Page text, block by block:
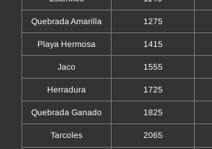
Quebrada Amarilla 1275
Playa Hermosa 1415
Jaco 1555
Herradura 1725
Quebrada Ganado 1825
Tarcoles 2065